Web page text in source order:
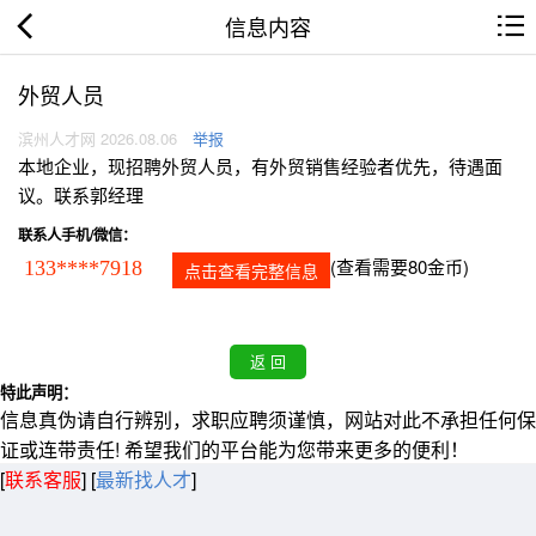
信息内容
外贸人员
滨州人才网 2026.08.06 举报
本地企业，现招聘外贸人员，有外贸销售经验者优先，待遇面
议。联系郭经理
联系人手机/微信：
133****7918 点击查看完整信息 (查看需要80金币)
特此声明：
信息真伪请自行辨别，求职应聘须谨慎，网站对此不承担任何保
证或连带责任! 希望我们的平台能为您带来更多的便利！
[联系客服] [最新找人才]